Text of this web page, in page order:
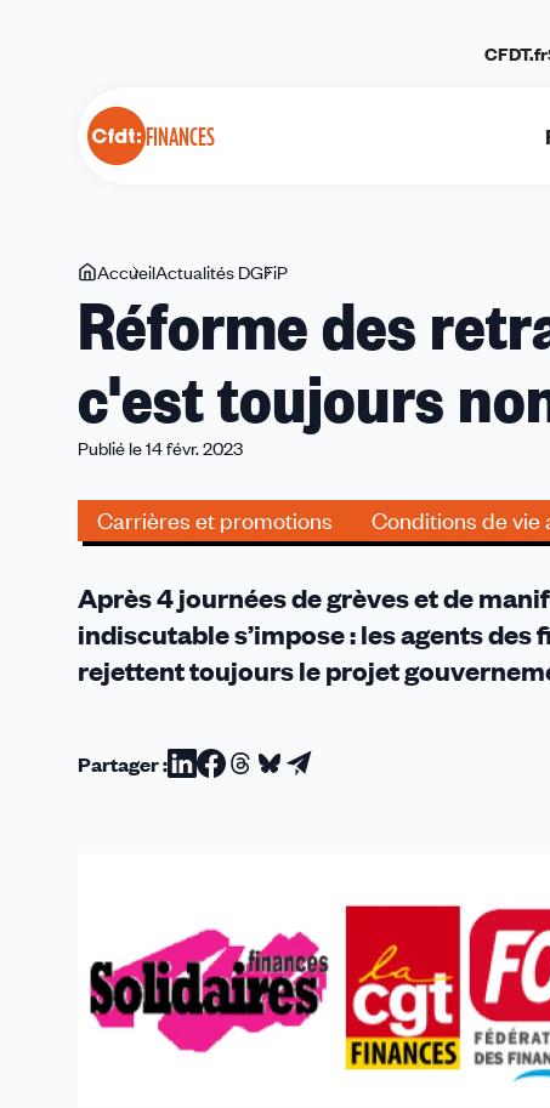
FINANCES
CFDT.fr
Vous
êtes
ici
AccueilActualités DGFiP
des
retraites
deux
ans
c'est
toujours
Réforme des
c'est toujours
Publié le 14 févr. 2023
Carrières et promotions Conditions de vie
Après 4 journées de grèves et de
indiscutable s’impose : les agents
rejettent toujours le projet
Partager :Partager
Partager
Partager
Partager
Partager